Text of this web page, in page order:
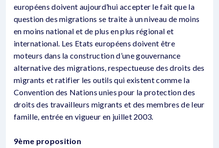
européens doivent aujourd’hui accepter le fait que la
question des migrations se traite à un niveau de moins
en moins national et de plus en plus régional et
international. Les Etats européens doivent être
moteurs dans la construction d’une gouvernance
alternative des migrations, respectueuse des droits des
migrants et ratifier les outils qui existent comme la
Convention des Nations unies pour la protection des
droits des travailleurs migrants et des membres de leur
famille, entrée en vigueur en juillet 2003.
9ème proposition